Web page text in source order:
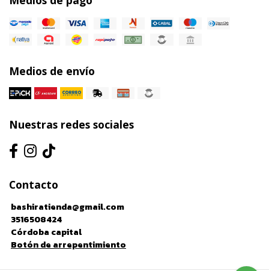
Medios de envío
Nuestras redes sociales
Contacto
bashiratienda@gmail.com
3516508424
Córdoba capital
Botón de arrepentimiento